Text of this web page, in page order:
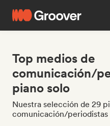
Top medios de
comunicación/
piano solo
Nuestra selección de 29
comunicación/periodistas